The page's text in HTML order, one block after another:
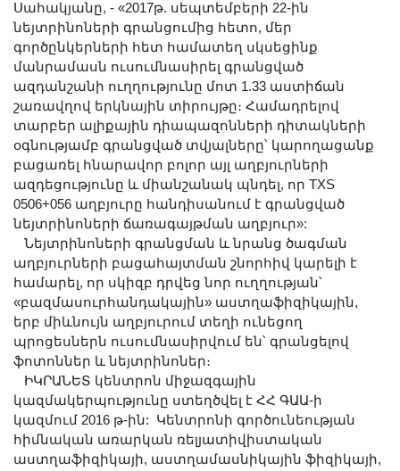
Սահակյանը, - «2017թ. սեպտեմբերի 22-ին
նեյտրինոների գրանցումից հետո, մեր
գործընկերների հետ համատեղ սկսեցինք
մանրամասն ուսումնասիրել գրանցված
ազդանշանի ուղղությունը մոտ 1.33 աստիճան
շառավղով երկնային տիրույթը։ Համադրելով
տարբեր ալիքային դիապազոնների դիտակների
օգնությամբ գրանցված տվյալները՝ կարողացանք
բացառել հնարավոր բոլոր այլ աղբյուրների
ազդեցությունը և միանշանակ պնդել, որ TXS
0506+056 աղբյուրը հանդիսանում է գրանցված
նեյտրինոների ճառագայթման աղբյուր»:
Նեյտրինոների գրանցման և նրանց ծագման
աղբյուրների բացահայտման շնորհիվ կարելի է
համարել, որ սկիզբ դրվեց նոր ուղղության՝
«բազմասուրհանդակային» աստղաֆիզիկային,
երբ միևնույն աղբյուրում տեղի ունեցող
պրոցեսներն ուսումնասիրվում են՝ գրանցելով
ֆոտոններ և նեյտրինոներ։
ԻԿՐԱՆԵՏ կենտրոն միջազգային
կազմակերպությունը ստեղծվել է ՀՀ ԳԱԱ-ի
կազմում 2016 թ-ին: Կենտրոնի գործունեության
հիմնական առարկան ռելյատիվիստական
աստղաֆիզիկայի, աստղամասնիկային ֆիզիկայի,